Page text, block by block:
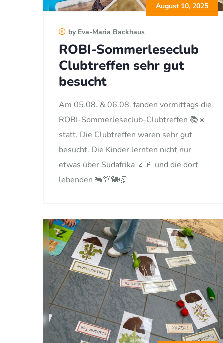
August 10, 2025
by Eva-Maria Backhaus
ROBI-Sommerleseclub
Clubtreffen sehr gut
besucht
Am 05.08. & 06.08. fanden vormittags die
ROBI-Sommerleseclub-Clubtreffen 📚☀️
statt. Die Clubtreffen waren sehr gut
besucht. Die Kinder lernten nicht nur
etwas über Südafrika 🇿🇦 und die dort
lebenden 🐃🦒🐘🦏